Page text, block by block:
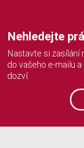
Nehledejte
Nastavte si zasílání
do vašeho e-mailu
dozví.